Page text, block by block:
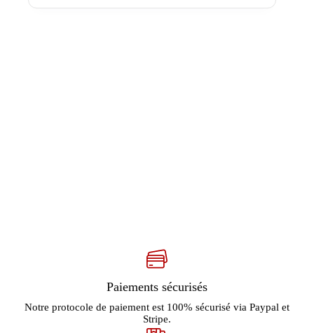
Paiements sécurisés
Notre protocole de paiement est 100% sécurisé via Paypal et
Stripe.